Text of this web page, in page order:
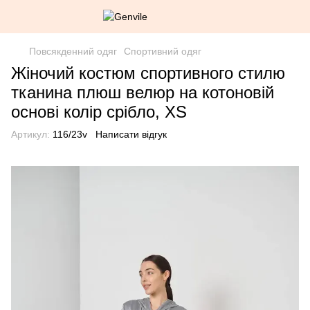
Повсякденний одяг Спортивний одяг
Жіночий костюм спортивного стилю
тканина плюш велюр на котоновій
основі колір срібло, XS
Артикул: 116/23v Написати відгук